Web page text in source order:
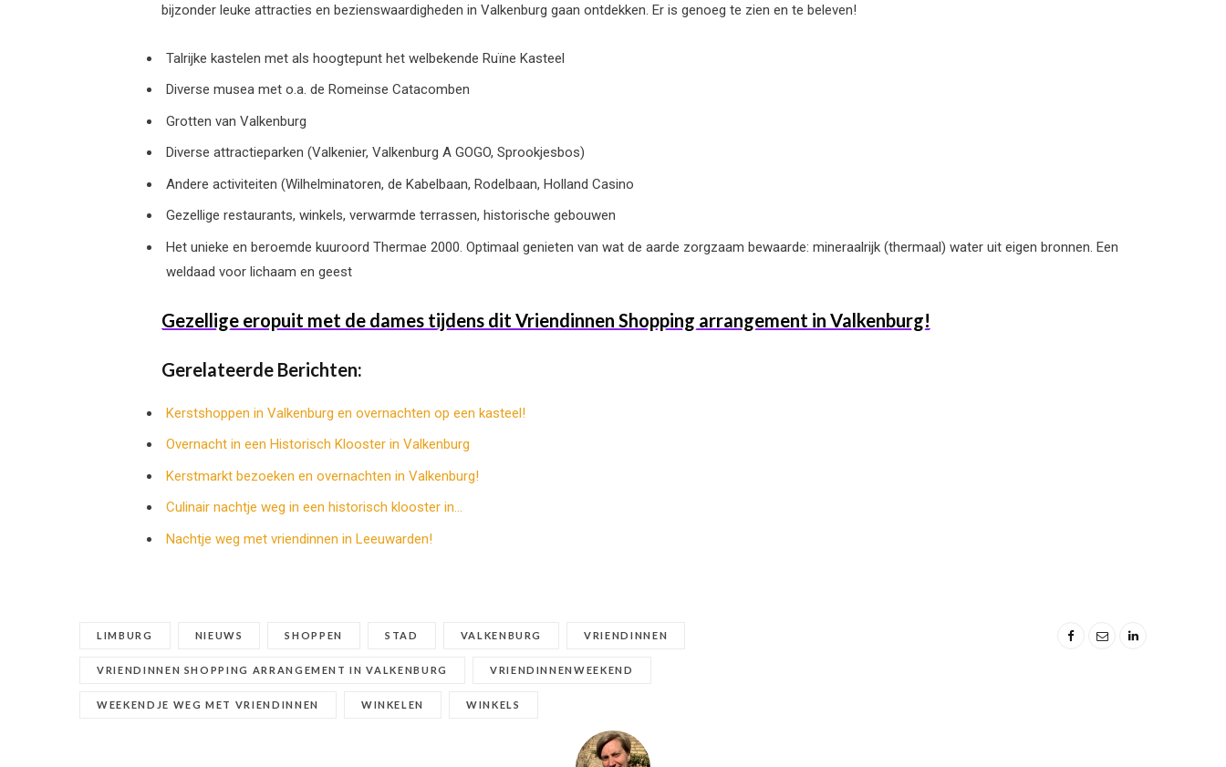
bijzonder leuke attracties en bezienswaardigheden in Valkenburg gaan ontdekken. Er is genoeg te zien en te beleven!
Talrijke kastelen met als hoogtepunt het welbekende Ruïne Kasteel
Diverse musea met o.a. de Romeinse Catacomben
Grotten van Valkenburg
Diverse attractieparken (Valkenier, Valkenburg A GOGO, Sprookjesbos)
Andere activiteiten (Wilhelminatoren, de Kabelbaan, Rodelbaan, Holland Casino
Gezellige restaurants, winkels, verwarmde terrassen, historische gebouwen
Het unieke en beroemde kuuroord Thermae 2000. Optimaal genieten van wat de aarde zorgzaam bewaarde: mineraalrijk (thermaal) water uit eigen bronnen. Een
weldaad voor lichaam en geest
Gezellige eropuit met de dames tijdens dit Vriendinnen Shopping arrangement in Valkenburg!
Gerelateerde Berichten:
Kerstshoppen in Valkenburg en overnachten op een kasteel!
Overnacht in een Historisch Klooster in Valkenburg
Kerstmarkt bezoeken en overnachten in Valkenburg!
Culinair nachtje weg in een historisch klooster in…
Nachtje weg met vriendinnen in Leeuwarden!
LIMBURG NIEUWS SHOPPEN STAD VALKENBURG VRIENDINNEN
VRIENDINNEN SHOPPING ARRANGEMENT IN VALKENBURG VRIENDINNENWEEKEND
WEEKENDJE WEG MET VRIENDINNEN WINKELEN WINKELS